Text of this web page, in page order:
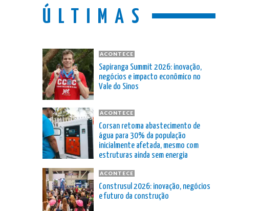
ÚLTIMAS
ACONTECE
Sapiranga Summit 2026: inovação,
negócios e impacto econômico no
Vale do Sinos
ACONTECE
Corsan retoma abastecimento de
água para 30% da população
inicialmente afetada, mesmo com
estruturas ainda sem energia
ACONTECE
Construsul 2026: inovação, negócios
e futuro da construção